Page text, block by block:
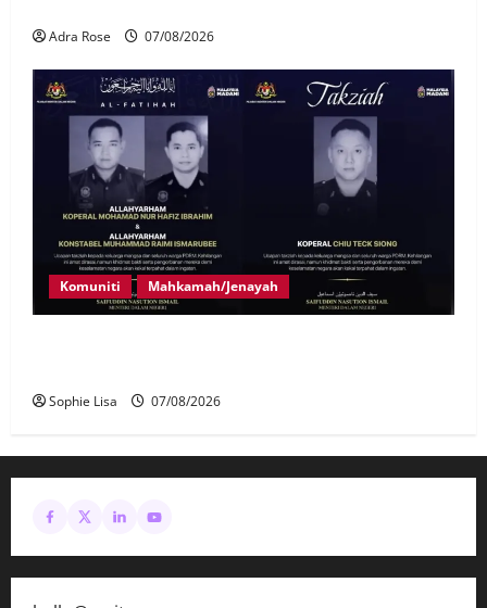
Adra Rose 07/08/2026
Komuniti Mahkamah/Jenayah
Sophie Lisa 07/08/2026